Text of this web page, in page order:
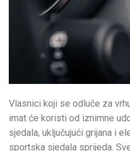
Vlasnici koji se odluče za
imat će koristi od iznimne
sjedala, uključujući grijana i
sportska sjedala sprijeda.